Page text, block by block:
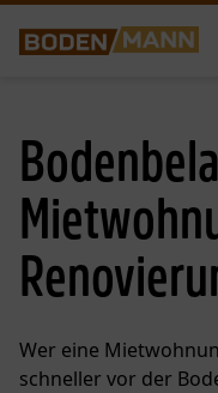
Wer eine
schneller vor der